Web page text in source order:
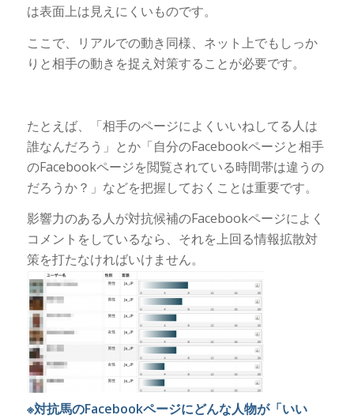
は表面上は見えにくいものです。
ここで、リアルでの動き同様、ネット上でもしっか
りと相手の動きを捉え対策することが必要です。
たとえば、「相手のページによくいいねしてる人は
誰なんだろう」とか「自分のFacebookページと相手
のFacebookページを閲覧されている時間帯は違うの
だろうか？」などを把握しておくことは重要です。
影響力のある人が対抗候補のFacebookページによく
コメントをしているなら、それを上回る情報拡散対
策を打たなければいけません。
※対抗馬のFacebookページにどんな人物が「いい